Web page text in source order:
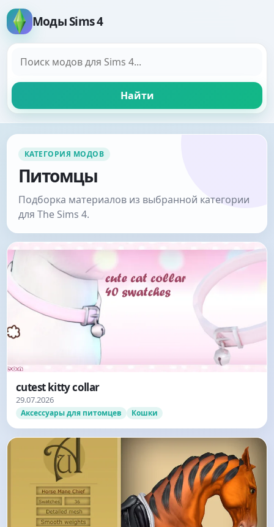
Моды Sims 4
Найти
КАТЕГОРИЯ МОДОВ
Питомцы
Подборка материалов из выбранной категории
для The Sims 4.
cutest kitty collar
29.07.2026
Аксессуары для питомцев Кошки